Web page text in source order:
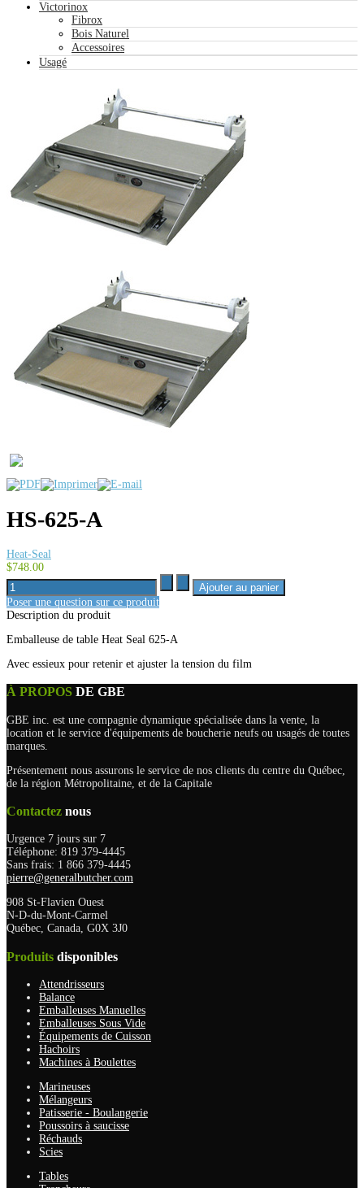
Victorinox
Fibrox
Bois Naturel
Accessoires
Usagé
HS-625-A
Heat-Seal
$748.00
Poser une question sur ce produit
Description du produit
Emballeuse de table Heat Seal 625-A
Avec essieux pour retenir et ajuster la tension du film
À PROPOS DE GBE
GBE inc. est une compagnie dynamique spécialisée dans la vente, la
location et le service d'équipements de boucherie neufs ou usagés de toutes
marques.
Présentement nous assurons le service de nos clients du centre du Québec,
de la région Métropolitaine, et de la Capitale
Contactez nous
Urgence 7 jours sur 7
Téléphone: 819 379-4445
Sans frais: 1 866 379-4445
pierre@generalbutcher.com
908 St-Flavien Ouest
N-D-du-Mont-Carmel
Québec, Canada, G0X 3J0
Produits disponibles
Attendrisseurs
Balance
Emballeuses Manuelles
Emballeuses Sous Vide
Équipements de Cuisson
Hachoirs
Machines à Boulettes
Marineuses
Mélangeurs
Patisserie - Boulangerie
Poussoirs à saucisse
Réchauds
Scies
Tables